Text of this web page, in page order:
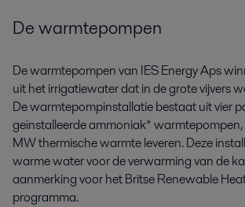
De warmtepompen
De warmtepompen van IES Energy Aps
uit het irrigatiewater dat in de grote vijvers
De warmtepompinstallatie bestaat uit vier
geïnstalleerde ammoniak*
MW thermische warmte leveren. Deze
warme water voor de verwarming van de
aanmerking voor het Britse Renewable
programma.